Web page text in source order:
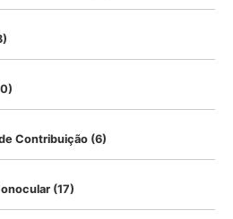
Contribuição (6)
(17)